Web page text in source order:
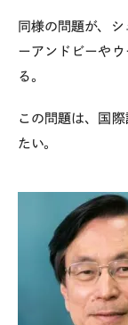
同様の問題が、
ーアンドビーや
る。
この問題は、国
たい。